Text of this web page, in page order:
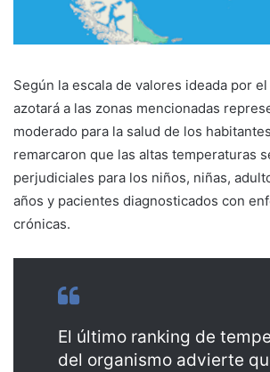
Según la escala de valores ideada por
azotará a las zonas mencionadas
moderado para la salud de los
remarcaron que las altas temperaturas
perjudiciales para los niños, niñas,
años y pacientes diagnosticados con
crónicas.
El último ranking de
del organismo advierte